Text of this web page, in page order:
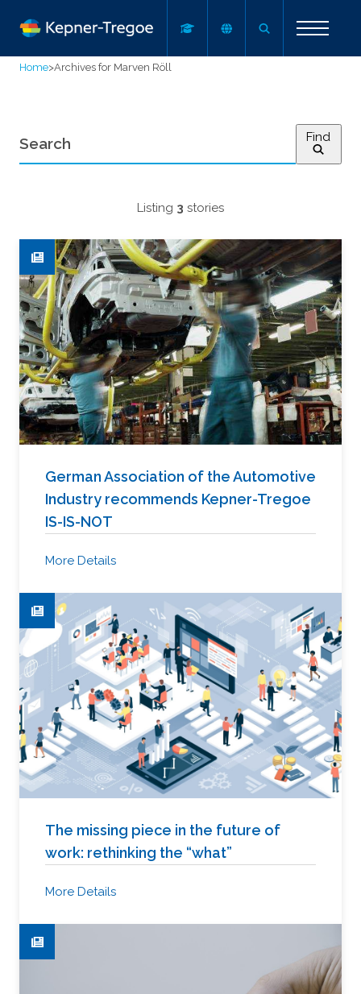
Home>Archives for Marven Röll
Find
Listing 3 stories
German Association of the Automotive
Industry recommends Kepner-Tregoe
IS-IS-NOT
More Details
The missing piece in the future of
work: rethinking the “what”
More Details